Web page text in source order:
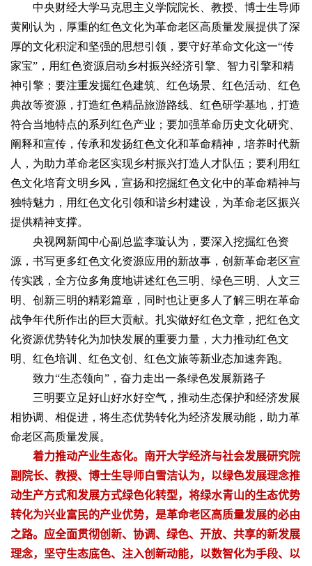
中央财经大学马克思主义学院院长、教授、博士生导师
黄刚认为，厚重的红色文化为革命老区高质量发展提供了深
厚的文化积淀和坚强的思想引领，要守好革命文化这一“传
家宝”，用红色资源启动乡村振兴经济引擎、智力引擎和精
神引擎；要注重发掘红色建筑、红色场景、红色活动、红色
典故等资源，打造红色精品旅游路线、红色研学基地，打造
符合当地特点的系列红色产业；要加强革命历史文化研究、
阐释和宣传，传承和发扬红色文化和革命精神，培养时代新
人，为助力革命老区实现乡村振兴打造人才队伍；要利用红
色文化培育文明乡风，宣扬和挖掘红色文化中的革命精神与
独特魅力，用红色文化引领和谐乡村建设，为革命老区振兴
提供精神支撑。
央视网新闻中心副总监李璇认为，要深入挖掘红色资
源，书写更多红色文化资源应用的新故事，创新革命老区宣
传实践，全方位多角度地讲述红色三明、绿色三明、人文三
明、创新三明的精彩篇章，同时也让更多人了解三明在革命
战争年代所作出的巨大贡献。扎实做好红色文章，把红色文
化资源优势转化为加快发展的重要力量，大力推动红色文
明、红色培训、红色文创、红色文旅等新业态加速奔跑。
致力“生态领向”，奋力走出一条绿色发展新路子
三明要立足好山好水好空气，推动生态保护和经济发展
相协调、相促进，将生态优势转化为经济发展动能，助力革
命老区高质量发展。
着力推动产业生态化。南开大学经济与社会发展研究院
副院长、教授、博士生导师白雪洁认为，以绿色发展理念推
动生产方式和发展方式绿色化转型，将绿水青山的生态优势
转化为兴业富民的产业优势，是革命老区高质量发展的必由
之路。应全面贯彻创新、协调、绿色、开放、共享的新发展
理念，坚守生态底色、注入创新动能，以数智化为手段、以